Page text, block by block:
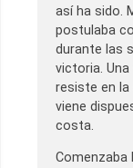
así ha sido.
postulaba
durante las
victoria.
resiste en la
viene
costa.
Comenzaba